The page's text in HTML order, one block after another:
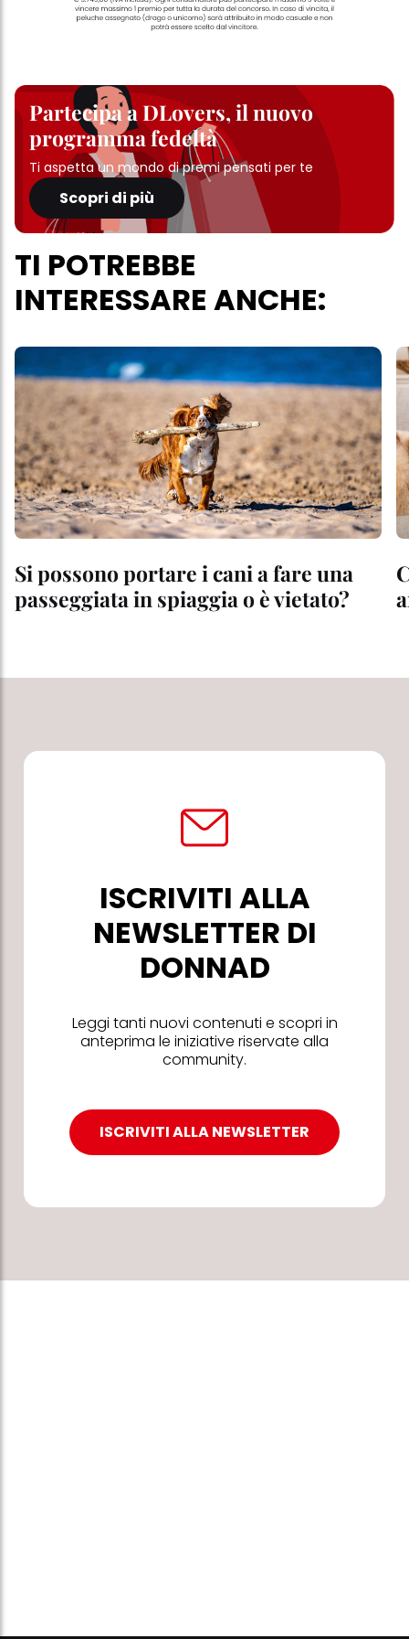
Partecipa a DLovers, il nuovo
programma fedeltà
Ti aspetta un mondo di premi pensati per te
Scopri di più
TI POTREBBE
INTERESSARE ANCHE:
Si possono portare i cani a fare una
passeggiata in spiaggia o è vietato?
ISCRIVITI ALLA
NEWSLETTER DI
DONNAD
Leggi tanti nuovi contenuti e scopri in
anteprima le iniziative riservate alla
community.
ISCRIVITI ALLA NEWSLETTER
trattamento dei tuoi dati / sull'uso dei cookie e consentirli per uno o
più degli scopi sopra menzionati. Cliccando su "Accetta tutto",
questo sito web.